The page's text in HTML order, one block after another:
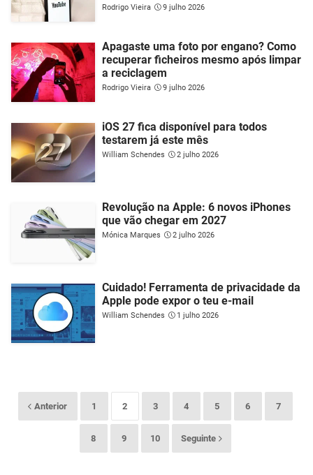
Rodrigo Vieira 9 julho 2026
Apagaste uma foto por engano? Como
recuperar ficheiros mesmo após limpar
a reciclagem
Rodrigo Vieira 9 julho 2026
iOS 27 fica disponível para todos
testarem já este mês
William Schendes 2 julho 2026
Revolução na Apple: 6 novos iPhones
que vão chegar em 2027
Mónica Marques 2 julho 2026
Cuidado! Ferramenta de privacidade da
Apple pode expor o teu e-mail
William Schendes 1 julho 2026
Anterior 1 2 3 4 5 6 7
8 9 10 Seguinte